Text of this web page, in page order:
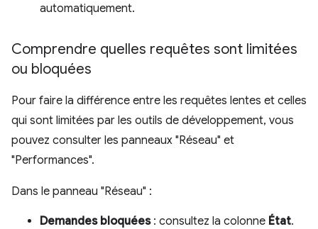
automatiquement.
Comprendre quelles requêtes sont limitées
ou bloquées
Pour faire la différence entre les requêtes lentes et celles
qui sont limitées par les outils de développement, vous
pouvez consulter les panneaux "Réseau" et
"Performances".
Dans le panneau "Réseau" :
Demandes bloquées: consultez la colonne État.